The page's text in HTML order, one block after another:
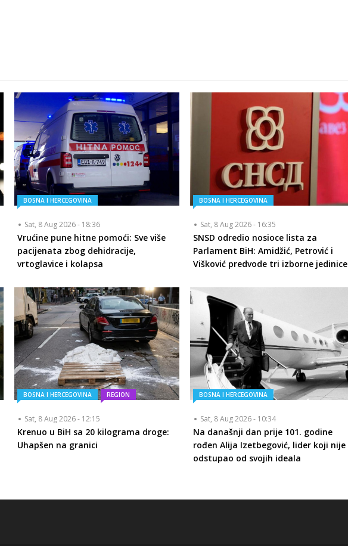
BOSNA I HERCEGOVINA
Sat, 8 Aug 2026 - 18:36
Vrućine pune hitne pomoći: Sve više
pacijenata zbog dehidracije,
vrtoglavice i kolapsa
BOSNA I HERCEGOVINA
Sat, 8 Aug 2026 - 16:35
SNSD odredio nosioce lista za
Parlament BiH: Amidžić, Petrović i
Višković predvode tri izborne jedinice
BOSNA I HERCEGOVINA REGION
Sat, 8 Aug 2026 - 12:15
Krenuo u BiH sa 20 kilograma droge:
Uhapšen na granici
BOSNA I HERCEGOVINA
Sat, 8 Aug 2026 - 10:34
Na današnji dan prije 101. godine
rođen Alija Izetbegović, lider koji nije
odstupao od svojih ideala